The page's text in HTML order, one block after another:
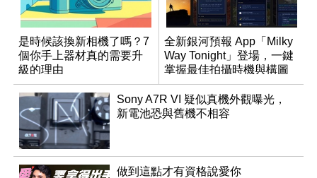
是時候該換新相機了嗎？7
個你手上器材真的需要升
級的理由
全新銀河預報 App「Milky
Way Tonight」登場，一鍵
掌握最佳拍攝時機與構圖
Sony A7R VI 疑似真機外觀曝光，
新電池恐與舊機不相容
做到這點才有資格說愛你